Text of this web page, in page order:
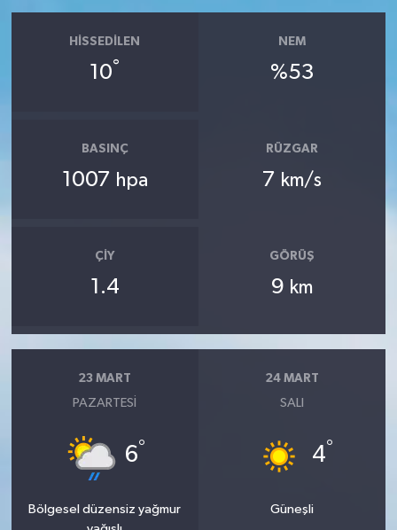
HISSEDILEN
10°
NEM
%53
BASINÇ
1007 hpa
RÜZGAR
7 km/s
ÇIY
1.4
GÖRÜŞ
9 km
23 MART
PAZARTESI
6°
Bölgesel düzensiz yağmur
24 MART
SALI
4°
Güneşli